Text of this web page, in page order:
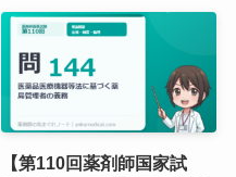
【第110回薬剤師国家試